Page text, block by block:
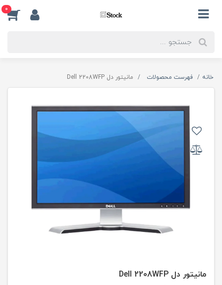
0
خانه فهرست محصولات مانیتور دل Dell 2208WFP
مانیتور دل Dell 2208WFP